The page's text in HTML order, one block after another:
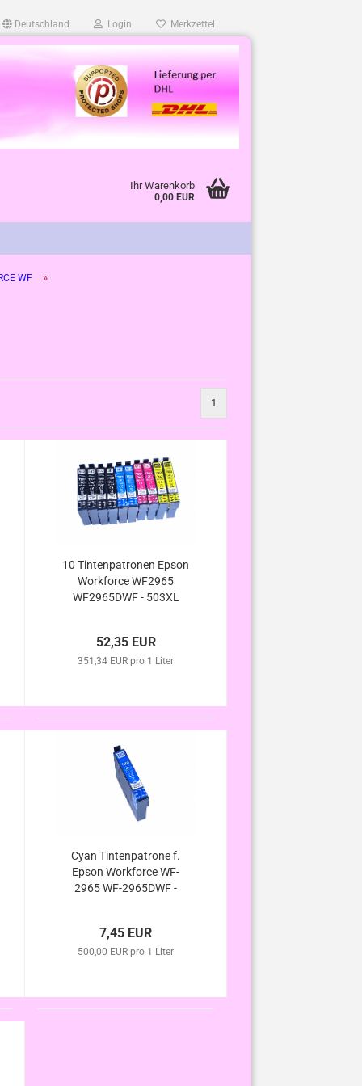
Deutschland Login Merkzettel
Ihr Warenkorb
0,00 EUR
WF »
1
10 Tintenpatronen Epson
Workforce WF2965
WF2965DWF - 503XL
52,35 EUR
351,34 EUR pro 1 Liter
Cyan Tintenpatrone f.
Epson Workforce WF-
2965 WF-2965DWF -
7,45 EUR
500,00 EUR pro 1 Liter